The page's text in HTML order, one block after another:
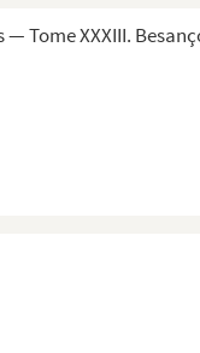
Tome XXXIII.